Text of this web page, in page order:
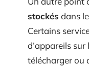
stockés dans le
Certains
d’appareils
télécharger ou